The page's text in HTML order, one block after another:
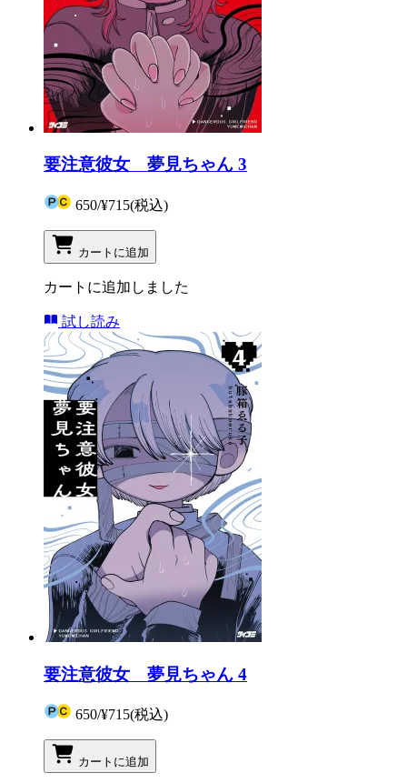
要注意彼女 夢見ちゃん 3
650/¥715(税込)
カートに追加
カートに追加しました
試し読み
要注意彼女 夢見ちゃん 4
650/¥715(税込)
カートに追加